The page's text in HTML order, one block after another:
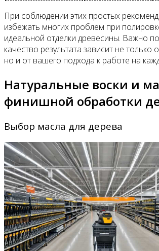
При соблюдении этих простых
избежать многих проблем при
идеальной отделки древесины. Важно
качество результата зависит не только
но и от вашего подхода к работе на
Натуральные воски и
финишной обработки
Выбор масла для дерева